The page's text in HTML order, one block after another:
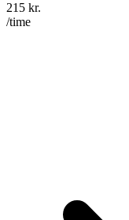
215 kr.
/time